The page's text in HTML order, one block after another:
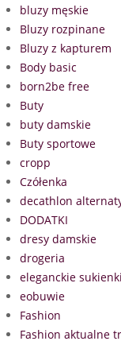
bluzy męskie
Bluzy rozpinane
Bluzy z kapturem
Body basic
born2be free
Buty
buty damskie
Buty sportowe
cropp
Czółenka
decathlon
DODATKI
dresy damskie
drogeria
eleganckie sukienki
eobuwie
Fashion
Fashion aktualne